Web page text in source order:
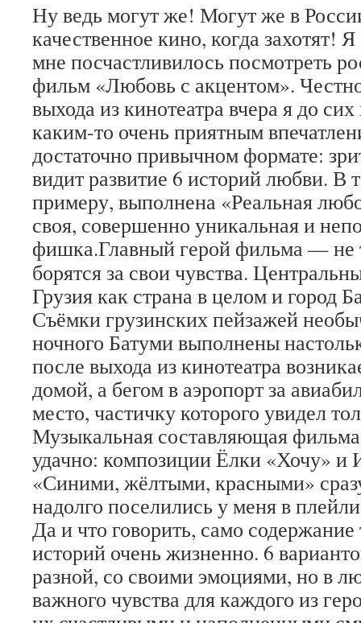
Ну ведь могут же! Могут же в
качественное кино, когда захотят!
мне посчастливилось посмотреть
фильм «Любовь с акцентом».
выхода из кинотеатра вчера я до
каким-то очень приятным
достаточно привычном формате:
видит развитие 6 историй любви. В
примеру, выполнена «Реальная
своя, совершенно уникальная и
фишка.Главный герой фильма — не
борятся за свои чувства.
Грузия как страна в целом и город
Съёмки грузинских пейзажей
ночного Батуми выполнены
после выхода из кинотеатра
домой, а бегом в аэропорт за
место, частичку которого увидел
Музыкальная составляющая
удачно: композиции Ёлки «Хочу» и
«Синими, жёлтыми, красными»
надолго поселились у меня в
Да и что говорить, само
историй очень жизненно. 6
разной, со своими эмоциями, но в
важного чувства для каждого из